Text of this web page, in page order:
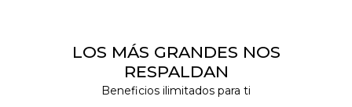
LOS MÁS GRANDES NOS
RESPALDAN
Beneficios ilimitados para ti